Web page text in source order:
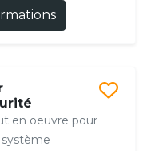
en oeuvre pour